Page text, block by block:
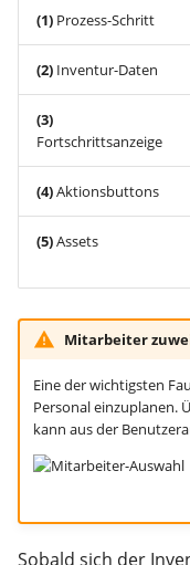
(1) Prozess-Schritt
(2) Inventur-Daten
(3)
Fortschrittsanzeige
(4)Aktionsbuttons
(5)Assets
Mitarbeiter
Eine der wichtigsten
Personal einzuplanen.
kann aus der
Sobald sich der